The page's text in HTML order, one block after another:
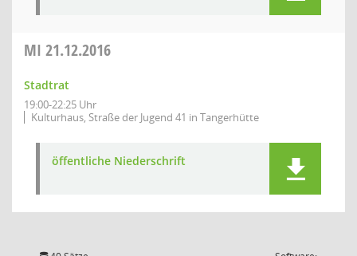
MI 21.12.2016
Stadtrat
19:00-22:25 Uhr
Kulturhaus, Straße der Jugend 41 in Tangerhütte
öffentliche Niederschrift